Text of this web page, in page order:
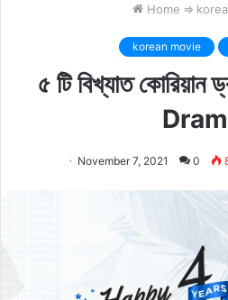
Home ⇒
korean movie
৫ টি বিখ্যাত
November 7, 2021 0